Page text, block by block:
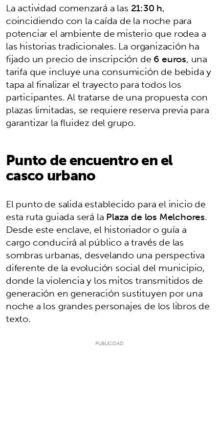
La actividad comenzará a las 21:30 h,
coincidiendo con la caída de la noche para
potenciar el ambiente de misterio que rodea a
las historias tradicionales. La organización ha
fijado un precio de inscripción de6 euros, una
tarifa que incluye una consumición de bebida y
tapa al finalizar el trayecto para todos los
participantes. Al tratarse de una propuesta con
plazas limitadas, se requiere reserva previa para
garantizar la fluidez del grupo.
Punto de encuentro en el
casco urbano
El punto de salida establecido para el inicio de
esta ruta guiada será laPlaza de los Melchores.
Desde este enclave, el historiador o guía a
cargo conducirá al público a través de las
sombras urbanas, desvelando una perspectiva
diferente de la evolución social del municipio,
donde la violencia y los mitos transmitidos de
generación en generación sustituyen por una
noche a los grandes personajes de los libros de
texto.